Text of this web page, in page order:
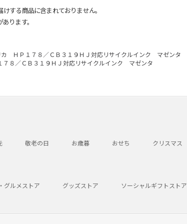
する商品に含まれておりません。
ります。
カ ＨＰ１７８／ＣＢ３１９ＨＪ対応リサイクルインク マゼンタ
８／ＣＢ３１９ＨＪ対応リサイクルインク マゼンタ
敬老の日 お歳暮 おせち クリスマス
グルメストア グッズストア ソーシャルギフトストア